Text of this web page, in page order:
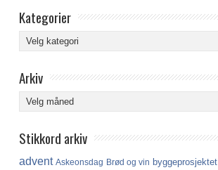
Kategorier
Kategorier
Arkiv
Arkiv
Stikkord arkiv
advent Askeonsdag Brød og vin byggeprosjektet